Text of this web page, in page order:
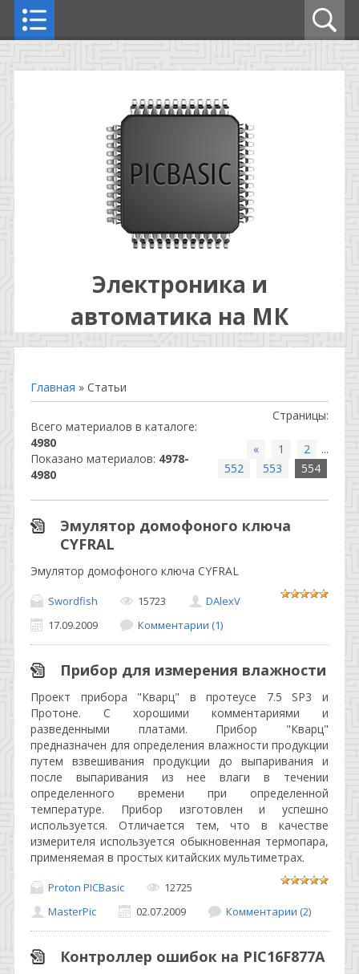
Электроника и
автоматика на МК
Главная » Статьи
Всего материалов в каталоге:
4980
Показано материалов: 4978-
4980
Страницы:
« 1 2
...
552
553 554
Эмулятор домофоного ключа
CYFRAL
Эмулятор домофоного ключа CYFRAL
Swordfish 15723
DAlexV
17.09.2009
Комментарии (1)
Прибор для измерения влажности
Проект прибора "Кварц" в протеусе 7.5 SP3 и
Протоне. С хорошими комментариями и
разведенными платами. Прибор "Кварц"
предназначен для определения влажности продукции
путем взвешивания продукции до выпаривания и
после выпаривания из нее влаги в течении
определенного времени при определенной
температуре. Прибор изготовлен и успешно
используется. Отличается тем, что в качестве
измерителя используется обыкновенная термопара,
применяемая в простых китайских мультиметрах.
Proton PICBasic
12725
MasterPic
02.07.2009 Комментарии (2)
Контроллер ошибок на PIC16F877A